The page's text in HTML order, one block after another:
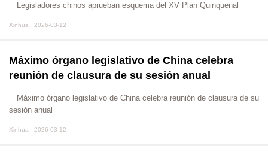
Legisladores chinos aprueban esquema del XV Plan Quinquenal
Xinhua 2026-03-12
Máximo órgano legislativo de China celebra
reunión de clausura de su sesión anual
Máximo órgano legislativo de China celebra reunión de clausura de su
sesión anual
Xinhua 2026-03-12